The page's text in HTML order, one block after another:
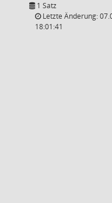
1 Satz
Letzte Änderung:
18:01:41